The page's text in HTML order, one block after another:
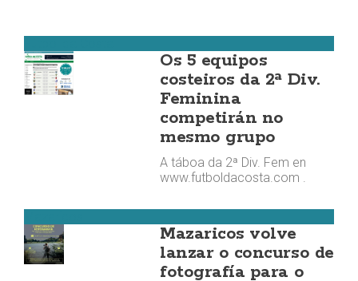
Os 5 equipos
costeiros da 2ª Div.
Feminina
competirán no
mesmo grupo
A táboa da 2ª Div. Fem en
www.futboldacosta.com .
Mazaricos volve
lanzar o concurso de
fotografía para o